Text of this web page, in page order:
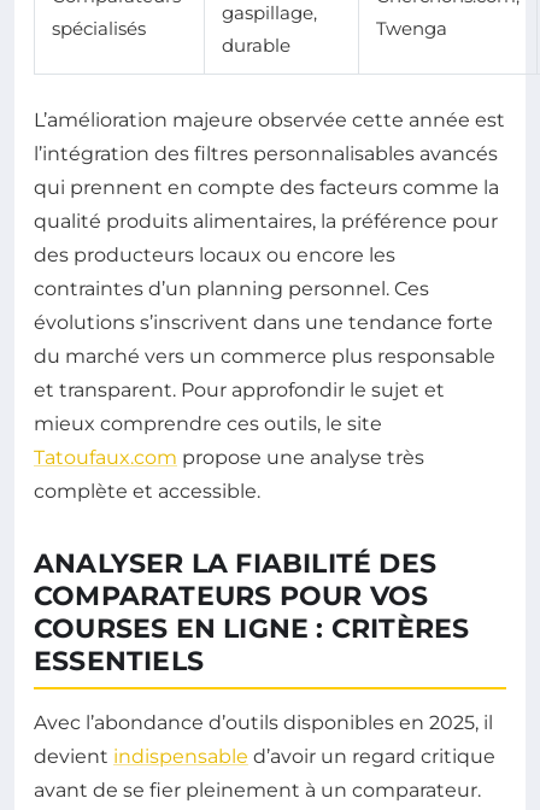
spécialisés
gaspillage,
durable
Twenga
L’amélioration majeure observée cette année est
l’intégration des filtres personnalisables avancés
qui prennent en compte des facteurs comme la
qualité produits alimentaires, la préférence pour
des producteurs locaux ou encore les
contraintes d’un planning personnel. Ces
évolutions s’inscrivent dans une tendance forte
du marché vers un commerce plus responsable
et transparent. Pour approfondir le sujet et
mieux comprendre ces outils, le site
Tatoufaux.com propose une analyse très
complète et accessible.
ANALYSER LA FIABILITÉ DES
COMPARATEURS POUR VOS
COURSES EN LIGNE : CRITÈRES
ESSENTIELS
Avec l’abondance d’outils disponibles en 2025, il
devient indispensable d’avoir un regard critique
avant de se fier pleinement à un comparateur.